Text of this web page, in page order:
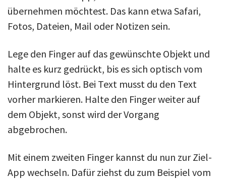
übernehmen möchtest. Das kann etwa Safari,
Fotos, Dateien, Mail oder Notizen sein.
Lege den Finger auf das gewünschte Objekt und
halte es kurz gedrückt, bis es sich optisch vom
Hintergrund löst. Bei Text musst du den Text
vorher markieren. Halte den Finger weiter auf
dem Objekt, sonst wird der Vorgang
abgebrochen.
Mit einem zweiten Finger kannst du nun zur Ziel-
App wechseln. Dafür ziehst du zum Beispiel vom